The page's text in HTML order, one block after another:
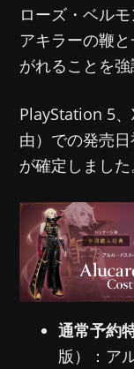
ローズ・ベル
アキラーの鞭
がれることを強
PlayStation 5
由）での発売
が確定しました
通常予約
版）：ア